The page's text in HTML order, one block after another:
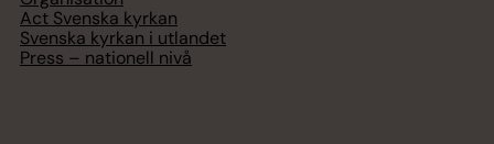
Act Svenska kyrkan
Svenska kyrkan i utlandet
Press – nationell nivå